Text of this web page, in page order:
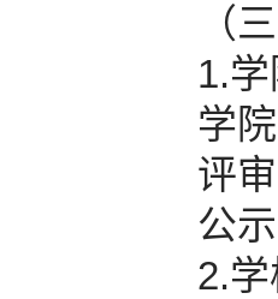
（
1.
学
评
公
2.